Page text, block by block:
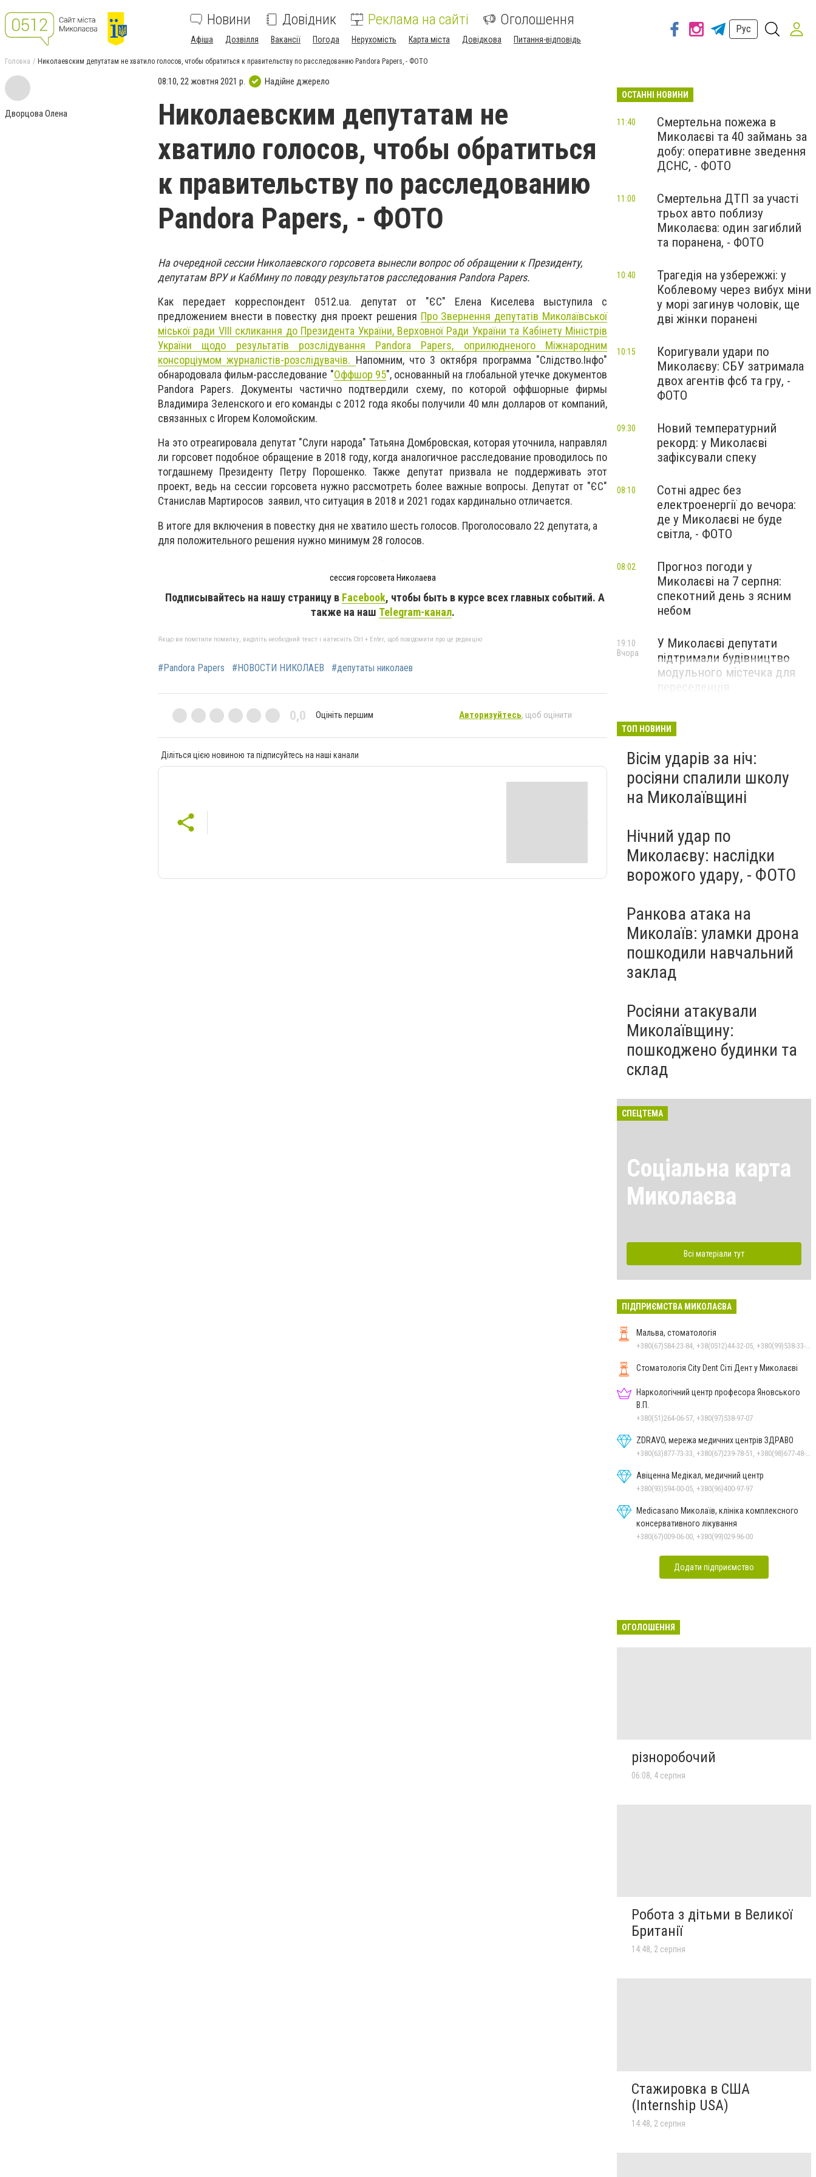
Новини Довідник Реклама на сайті Оголошення
Афіша Дозвілля Вакансії Погода Нерухомість Карта міста Довідкова Питання-відповідь
Рус
Головна Николаевским депутатам не хватило голосов, чтобы обратиться к правительству по расследованию Pandora Papers, - ФОТО
Дворцова Олена
08:10, 22 жовтня 2021 р. Надійне джерело
Николаевским депутатам не
хватило голосов, чтобы обратиться
к правительству по расследованию
Pandora Papers, - ФОТО
На очередной сессии Николаевского горсовета вынесли вопрос об обращении к Президенту,
депутатам ВРУ и КабМину по поводу результатов расследования Pandora Papers.
Как передает корреспондент 0512.ua. депутат от "ЄС" Елена Киселева выступила с
предложением внести в повестку дня проект решения Про Звернення депутатів Миколаївської
міської ради VIІI скликання до Президента України, Верховної Ради України та Кабінету Міністрів
України щодо результатів розслідування Pandora Papers, оприлюдненого Міжнародним
консорціумом журналістів-розслідувачів. Напомним, что 3 октября программа "Слідство.Інфо"
обнародовала фильм-расследование "Оффшор 95", основанный на глобальной утечке документов
Pandora Papers. Документы частично подтвердили схему, по которой оффшорные фирмы
Владимира Зеленского и его команды с 2012 года якобы получили 40 млн долларов от компаний,
связанных с Игорем Коломойским.
На это отреагировала депутат "Слуги народа" Татьяна Домбровская, которая уточнила, направлял
ли горсовет подобное обращение в 2018 году, когда аналогичное расследование проводилось по
тогдашнему Президенту Петру Порошенко. Также депутат призвала не поддерживать этот
проект, ведь на сессии горсовета нужно рассмотреть более важные вопросы. Депутат от "ЄС"
Станислав Мартиросов заявил, что ситуация в 2018 и 2021 годах кардинально отличается.
В итоге для включения в повестку дня не хватило шесть голосов. Проголосовало 22 депутата, а
для положительного решения нужно минимум 28 голосов.
сессия горсовета Николаева
Подписывайтесь на нашу страницу в Facebook, чтобы быть в курсе всех главных событий. А
также на наш Telegram-канал.
Якщо ви помітили помилку, виділіть необхідний текст і натисніть Ctrl + Enter, щоб повідомити про це редакцію
#Pandora Papers #НОВОСТИ НИКОЛАЕВ #депутаты николаев
0,0 Оцініть першим Авторизуйтесь, щоб оцінити
Діліться цією новиною та підписуйтесь на наші канали
ОСТАННІ НОВИНИ
Смертельна пожежа в
Миколаєві та 40 займань за
добу: оперативне зведення
ДСНС, - ФОТО
11:40
Смертельна ДТП за участі
трьох авто поблизу
Миколаєва: один загиблий
та поранена, - ФОТО
11:00
Трагедія на узбережжі: у
Коблевому через вибух міни
у морі загинув чоловік, ще
дві жінки поранені
10:40
Коригували удари по
Миколаєву: СБУ затримала
двох агентів фсб та гру, -
ФОТО
10:15
Новий температурний
рекорд: у Миколаєві
зафіксували спеку
09:30
Сотні адрес без
електроенергії до вечора:
де у Миколаєві не буде
світла, - ФОТО
08:10
Прогноз погоди у
Миколаєві на 7 серпня:
спекотний день з ясним
небом
08:02
У Миколаєві депутати
підтримали будівництво
модульного містечка для
19:10
Вчора
ТОП НОВИНИ
Вісім ударів за ніч:
росіяни спалили школу
на Миколаївщині
Нічний удар по
Миколаєву: наслідки
ворожого удару, - ФОТО
Ранкова атака на
Миколаїв: уламки дрона
пошкодили навчальний
заклад
Росіяни атакували
Миколаївщину:
пошкоджено будинки та
склад
СПЕЦТЕМА
Соціальна карта
Миколаєва
Всі матеріали тут
ПІДПРИЄМСТВА МИКОЛАЄВА
Мальва, стоматологія
Стоматологія City Dent Сіті Дент у Миколаєві
Наркологічний центр професора Яновського
В.П.
+380(51)264-06-57, +380(97)538-97-07
ZDRAVO, мережа медичних центрів ЗДРАВО
Авіценна Медікал, медичний центр
+380(93)594-00-05, +380(96)400-97-97
Medicasano Миколаїв, клініка комплексного
консервативного лікування
+380(67)009-06-00, +380(99)029-96-00
Додати підприємство
ОГОЛОШЕННЯ
різноробочий
06:08, 4 серпня
Робота з дітьми в Великої
Британії
14:48, 2 серпня
Стажировка в США
(Internship USA)
14:48, 2 серпня